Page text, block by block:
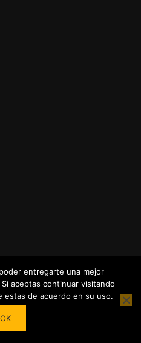
entregarte una mejor
aceptas continuar visitando
estas de acuerdo en su uso.
OK